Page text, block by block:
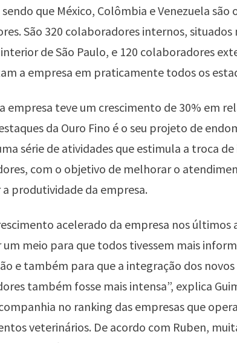
sendo que México, Colômbia e Venezuela
São 320 colaboradores internos, situados
de São Paulo, e 120 colaboradores
a empresa em praticamente todos os
empresa teve um crescimento de 30% em
da Ouro Fino é o seu projeto de
série de atividades que estimula a troca
com o objetivo de melhorar o
produtividade da empresa.
acelerado da empresa nos últimos
meio para que todos tivessem mais
e também para que a integração dos
também fosse mais intensa”, explica
no ranking das empresas que
veterinários. De acordo com Ruben,